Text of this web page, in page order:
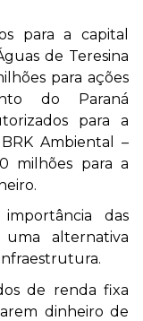
para a capital
de Teresina
para ações
do Paraná
para a
Ambiental –
milhões para a
das
alternativa
de renda fixa
dinheiro de